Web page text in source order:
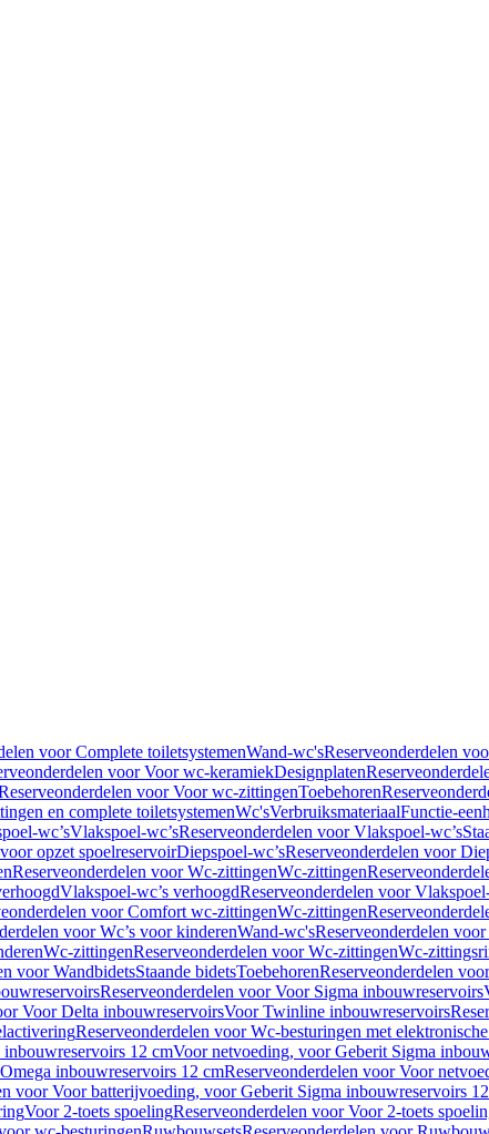
voor Complete toiletsystemenWand-wc'sReserveonderdelen
voor Voor wc-keramiekDesignplaten
voor Voor wc-zittingenToebehoren
en complete toiletsystemenWc'sVerbruiksmateriaalFunctie-
wc’sVlakspoel-wc’sReserveonderdelen voor Vlakspoel-wc’s
opzet spoelreservoirDiepspoel-wc’sReserveonderdelen voor
Reserveonderdelen voor Wc-zittingenWc-zittingen
Vlakspoel-wc’s verhoogdReserveonderdelen voor
voor Comfort wc-zittingenWc-zittingen
voor Wc’s voor kinderenWand-wc'sReserveonderdelen
Wc-zittingenReserveonderdelen voor Wc-zittingenWc-
voor WandbidetsStaande bidetsToebehorenReserveonderdelen
Reserveonderdelen voor Voor Sigma inbouwreservoirs
Voor Delta inbouwreservoirsVoor Twinline inbouwreservoirs
Reserveonderdelen voor Wc-besturingen met
12 cmVoor netvoeding, voor Geberit Sigma
inbouwreservoirs 12 cmReserveonderdelen voor Voor
voor Voor batterijvoeding, voor Geberit Sigma inbouwreservoirs
Voor 2-toets spoelingReserveonderdelen voor Voor 2-toets